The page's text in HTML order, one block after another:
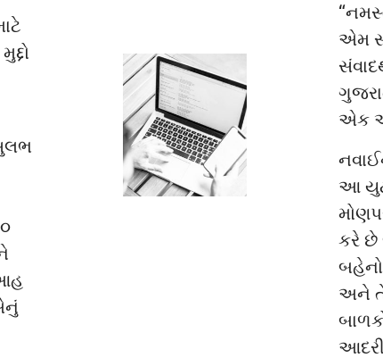
એમ
એક
આ
કરે છે
બહેનો
અને